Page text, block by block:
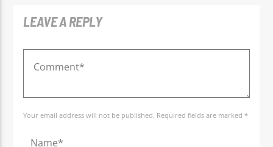
LEAVE A REPLY
Your email address will not be published. Required fields are marked *